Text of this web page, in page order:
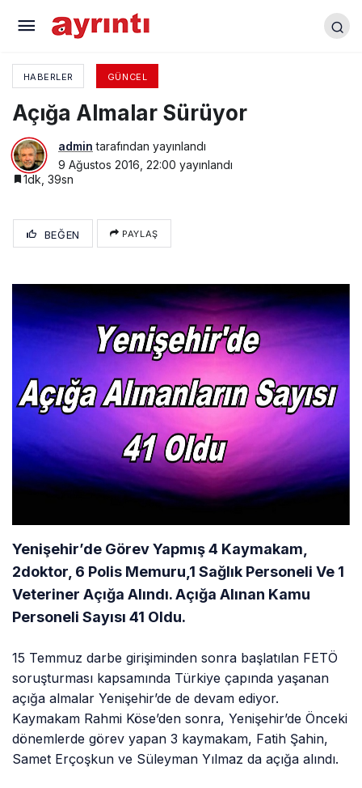
HABERLER GÜNCEL
Açığa Almalar Sürüyor
admin tarafından yayınlandı
9 Ağustos 2016, 22:00 yayınlandı
1dk, 39sn
BEĞEN PAYLAŞ
Yenişehir’de Görev Yapmış 4 Kaymakam,
2doktor, 6 Polis Memuru,1 Sağlık Personeli Ve 1
Veteriner Açığa Alındı. Açığa Alınan Kamu
Personeli Sayısı 41 Oldu.
15 Temmuz darbe girişiminden sonra başlatılan FETÖ
soruşturması kapsamında Türkiye çapında yaşanan
açığa almalar Yenişehir’de de devam ediyor.
Kaymakam Rahmi Köse’den sonra, Yenişehir’de Önceki
dönemlerde görev yapan 3 kaymakam, Fatih Şahin,
Samet Erçoşkun ve Süleyman Yılmaz da açığa alındı.
Yeni Hastanenin Kapsamı Genişletildi